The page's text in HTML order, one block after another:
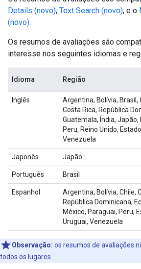
Details (novo), Text Search (novo), e o
(novo).
Os resumos de avaliações são
interesse nos seguintes idiomas e
Idioma Região
Inglês
Argentina, Bolívia, Brasil,
Costa Rica, República
Guatemala, Índia, Japão,
Peru, Reino Unido,
Venezuela
Japonês Japão
Português Brasil
Espanhol
Argentina, Bolívia, Chile,
República Dominicana,
México, Paraguai, Peru,
Uruguai, Venezuela
Observação: os resumos de avaliações
todos os lugares.